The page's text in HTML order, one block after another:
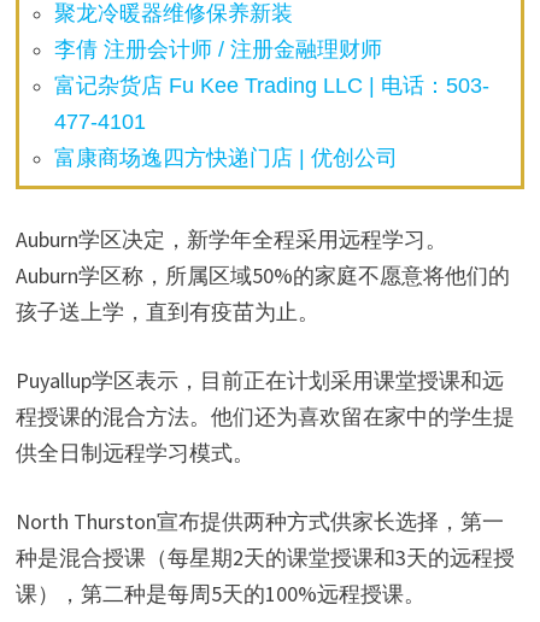
聚龙冷暖器维修保养新装
李倩 注册会计师 / 注册金融理财师
富记杂货店 Fu Kee Trading LLC | 电话：503-
477-4101
富康商场逸四方快递门店 | 优创公司
Auburn学区决定，新学年全程采用远程学习。
Auburn学区称，所属区域50%的家庭不愿意将他们的
孩子送上学，直到有疫苗为止。
Puyallup学区表示，目前正在计划采用课堂授课和远
程授课的混合方法。他们还为喜欢留在家中的学生提
供全日制远程学习模式。
North Thurston宣布提供两种方式供家长选择，第一
种是混合授课（每星期2天的课堂授课和3天的远程授
课），第二种是每周5天的100%远程授课。